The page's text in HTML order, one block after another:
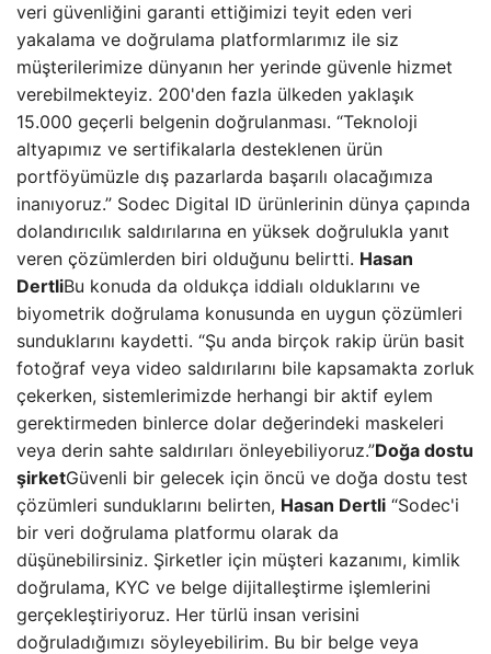
veri güvenliğini garanti ettiğimizi teyit eden veri
yakalama ve doğrulama platformlarımız ile siz
müşterilerimize dünyanın her yerinde güvenle hizmet
verebilmekteyiz. 200'den fazla ülkeden yaklaşık
15.000 geçerli belgenin doğrulanması. “Teknoloji
altyapımız ve sertifikalarla desteklenen ürün
portföyümüzle dış pazarlarda başarılı olacağımıza
inanıyoruz.” Sodec Digital ID ürünlerinin dünya çapında
dolandırıcılık saldırılarına en yüksek doğrulukla yanıt
veren çözümlerden biri olduğunu belirtti. Hasan
DertliBu konuda da oldukça iddialı olduklarını ve
biyometrik doğrulama konusunda en uygun çözümleri
sunduklarını kaydetti. “Şu anda birçok rakip ürün basit
fotoğraf veya video saldırılarını bile kapsamakta zorluk
çekerken, sistemlerimizde herhangi bir aktif eylem
gerektirmeden binlerce dolar değerindeki maskeleri
veya derin sahte saldırıları önleyebiliyoruz.”Doğa dostu
şirketGüvenli bir gelecek için öncü ve doğa dostu test
çözümleri sunduklarını belirten, Hasan Dertli “Sodec'i
bir veri doğrulama platformu olarak da
düşünebilirsiniz. Şirketler için müşteri kazanımı, kimlik
doğrulama, KYC ve belge dijitalleştirme işlemlerini
gerçekleştiriyoruz. Her türlü insan verisini
doğruladığımızı söyleyebilirim. Bu bir belge veya